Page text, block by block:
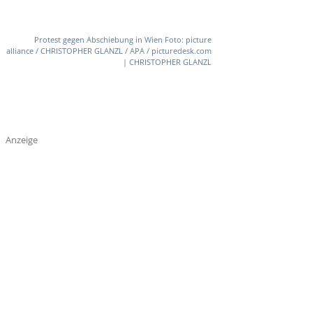
Protest gegen Abschiebung in Wien Foto: picture
alliance / CHRISTOPHER GLANZL / APA / picturedesk.com
| CHRISTOPHER GLANZL
Anzeige